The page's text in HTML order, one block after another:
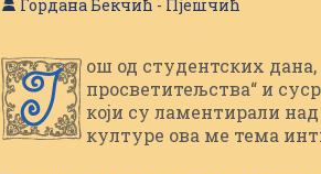
Гордана Бекчић - Пјешчић
Ј
ош од студентских
просветитељства“ и
који су ламентирали
културе ова ме тема